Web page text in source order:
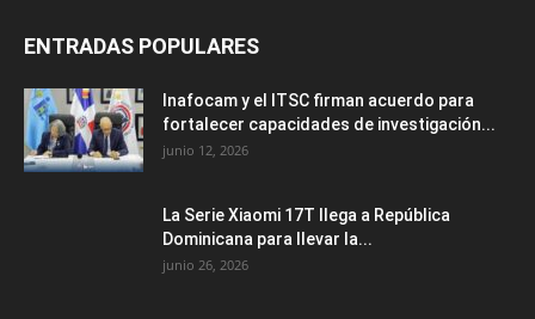
ENTRADAS POPULARES
Inafocam y el ITSC firman acuerdo para
fortalecer capacidades de investigación...
junio 12, 2026
La Serie Xiaomi 17T llega a República
Dominicana para llevar la...
junio 26, 2026